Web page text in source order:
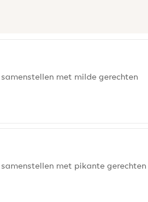
met milde gerechten
met pikante gerechten